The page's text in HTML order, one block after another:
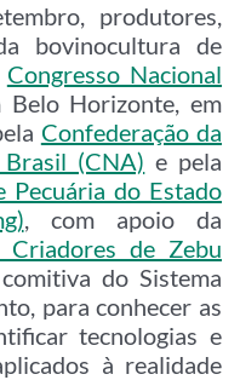
produtores,
bovinocultura de
Congresso Nacional
Belo Horizonte, em
Confederação da
(CNA) e pela
Pecuária do Estado
, com apoio da
Criadores de Zebu
do Sistema
para conhecer as
tecnologias e
à realidade